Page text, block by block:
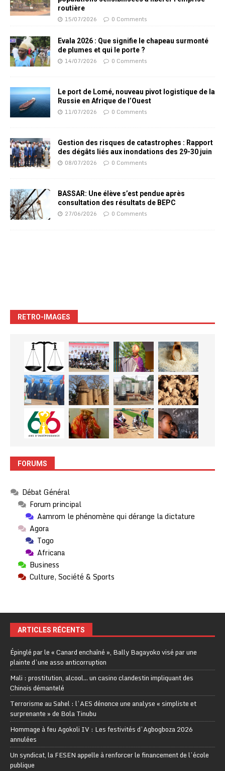
routière
15/07/2026 0 Comments
Evala 2026 : Que signifie le chapeau surmonté
de plumes et qui le porte ?
14/07/2026 0 Comments
Le port de Lomé, nouveau pivot logistique de la
Russie en Afrique de l’Ouest
11/07/2026 0 Comments
Gestion des risques de catastrophes : Rapport
des dégâts liés aux inondations des 29-30 juin
08/07/2026 0 Comments
BASSAR: Une élève s’est pendue après
consultation des résultats de BEPC
27/06/2026 0 Comments
RETRO-IMAGES
FORUMS
Débat Général
Forum principal
Aamrom le phénomène qui dérange la dictature
Agora
Togo
Africana
Business
Culture, Société & Sports
ARTICLES RÉCENTS
Épinglé par le « Canard enchaîné », Bally Bagayoko visé par une
plainte d’une asso anticorruption
Mali : prostitution, alcool… un casino clandestin impliquant des
Chinois démantelé
Terrorisme au Sahel : l’AES dénonce une analyse « simpliste et
surprenante » de Bola Tinubu
Hommage à feu Agokoli IV : Les festivités d’Agbogboza 2026
annulées
Un syndicat, la FESEN appelle à renforcer le financement de l’école
publique